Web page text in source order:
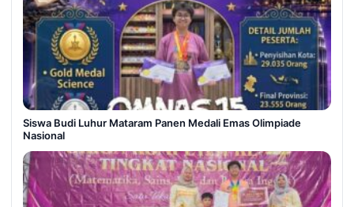
Siswa Budi Luhur Mataram Panen Medali Emas Olimpiade
Nasional